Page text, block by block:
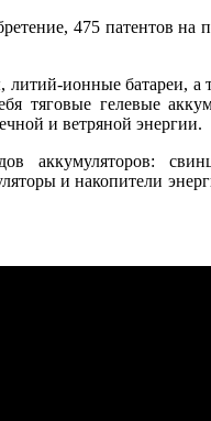
475 патентов
ионные батареи,
тяговые гелевые
и ветряной энергии.
аккумуляторов:
и накопители